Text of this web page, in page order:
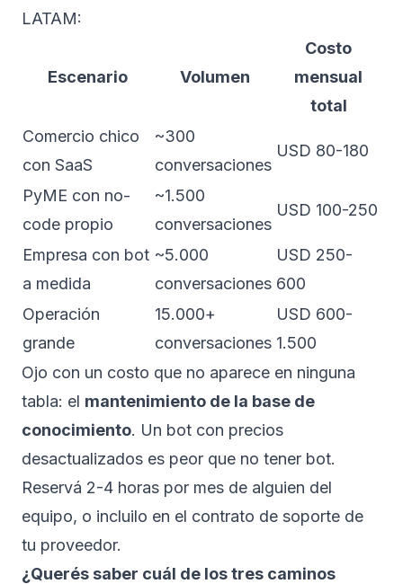
LATAM:
Escenario Volumen
Costo
mensual
total
Comercio chico
con SaaS
~300
conversaciones
USD 80-180
PyME con no-
code propio
~1.500
conversaciones
USD 100-250
Empresa con bot
a medida
~5.000
conversaciones
USD 250-
600
Operación
grande
15.000+
conversaciones
USD 600-
1.500
Ojo con un costo que no aparece en ninguna
tabla: el mantenimiento de la base de
conocimiento. Un bot con precios
desactualizados es peor que no tener bot.
Reservá 2-4 horas por mes de alguien del
equipo, o incluilo en el contrato de soporte de
tu proveedor.
¿Querés saber cuál de los tres caminos